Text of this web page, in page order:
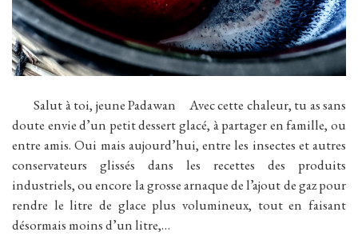
Salut à toi, jeune Padawan Avec cette chaleur, tu as sans
doute envie d’un petit dessert glacé, à partager en famille, ou
entre amis. Oui mais aujourd’hui, entre les insectes et autres
conservateurs glissés dans les recettes des produits
industriels, ou encore la grosse arnaque de l’ajout de gaz pour
rendre le litre de glace plus volumineux, tout en faisant
désormais moins d’un litre,…